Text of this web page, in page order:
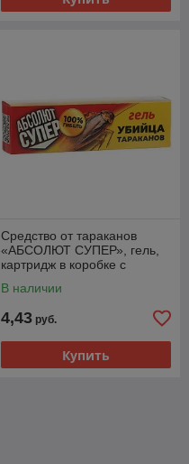
Средство от тараканов
«АБСОЛЮТ СУПЕР», гель,
картридж в коробке с
В наличии
4,43 руб.
Купить